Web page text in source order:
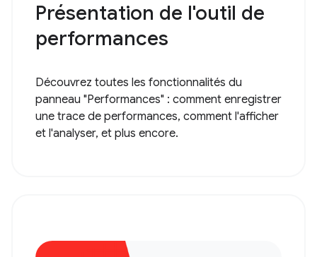
Présentation de l'outil de
performances
Découvrez toutes les fonctionnalités du
panneau "Performances" : comment enregistrer
une trace de performances, comment l'afficher
et l'analyser, et plus encore.